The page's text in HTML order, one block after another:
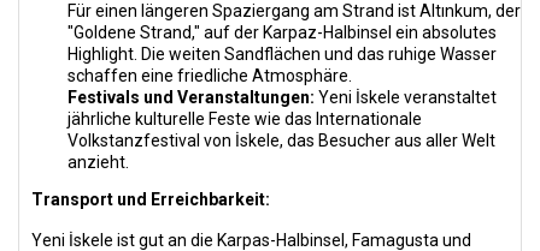
Für einen längeren Spaziergang am Strand ist Altınkum, der
"Goldene Strand," auf der Karpaz-Halbinsel ein absolutes
Highlight. Die weiten Sandflächen und das ruhige Wasser
schaffen eine friedliche Atmosphäre.
Festivals und Veranstaltungen: Yeni İskele veranstaltet
jährliche kulturelle Feste wie das Internationale
Volkstanzfestival von İskele, das Besucher aus aller Welt
anzieht.
Transport und Erreichbarkeit:
Yeni İskele ist gut an die Karpas-Halbinsel, Famagusta und